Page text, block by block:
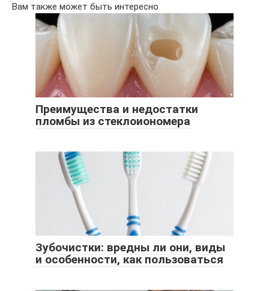
Вам также может быть интересно
Преимущества и недостатки
пломбы из стеклоиономера
Зубочистки: вредны ли они, виды
и особенности, как пользоваться